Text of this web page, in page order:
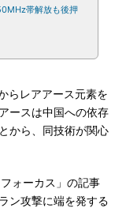
帯解放も後押
らレアアース元素を
ースは中国への依存
から、同技術が関心
ォーカス」の記事
ン攻撃に端を発する